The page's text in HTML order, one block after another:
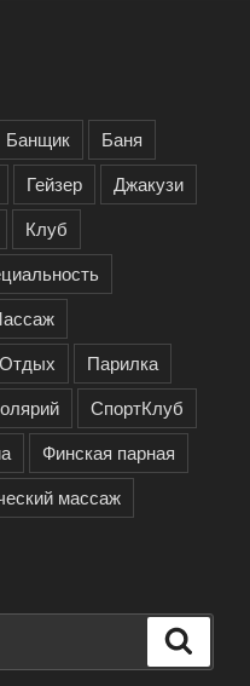
Банщик
Баня
Гейзер
Джакузи
Клуб
Отдых
Парилка
СпортКлуб
Финская парная
массаж